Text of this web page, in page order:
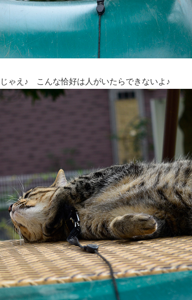
ゃえ♪ こんな恰好は人がいたらできないよ♪